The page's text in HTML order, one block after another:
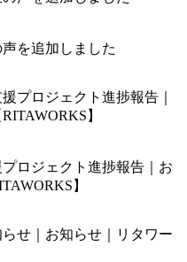
を追加しました
ロジェクト進捗報告｜お
】